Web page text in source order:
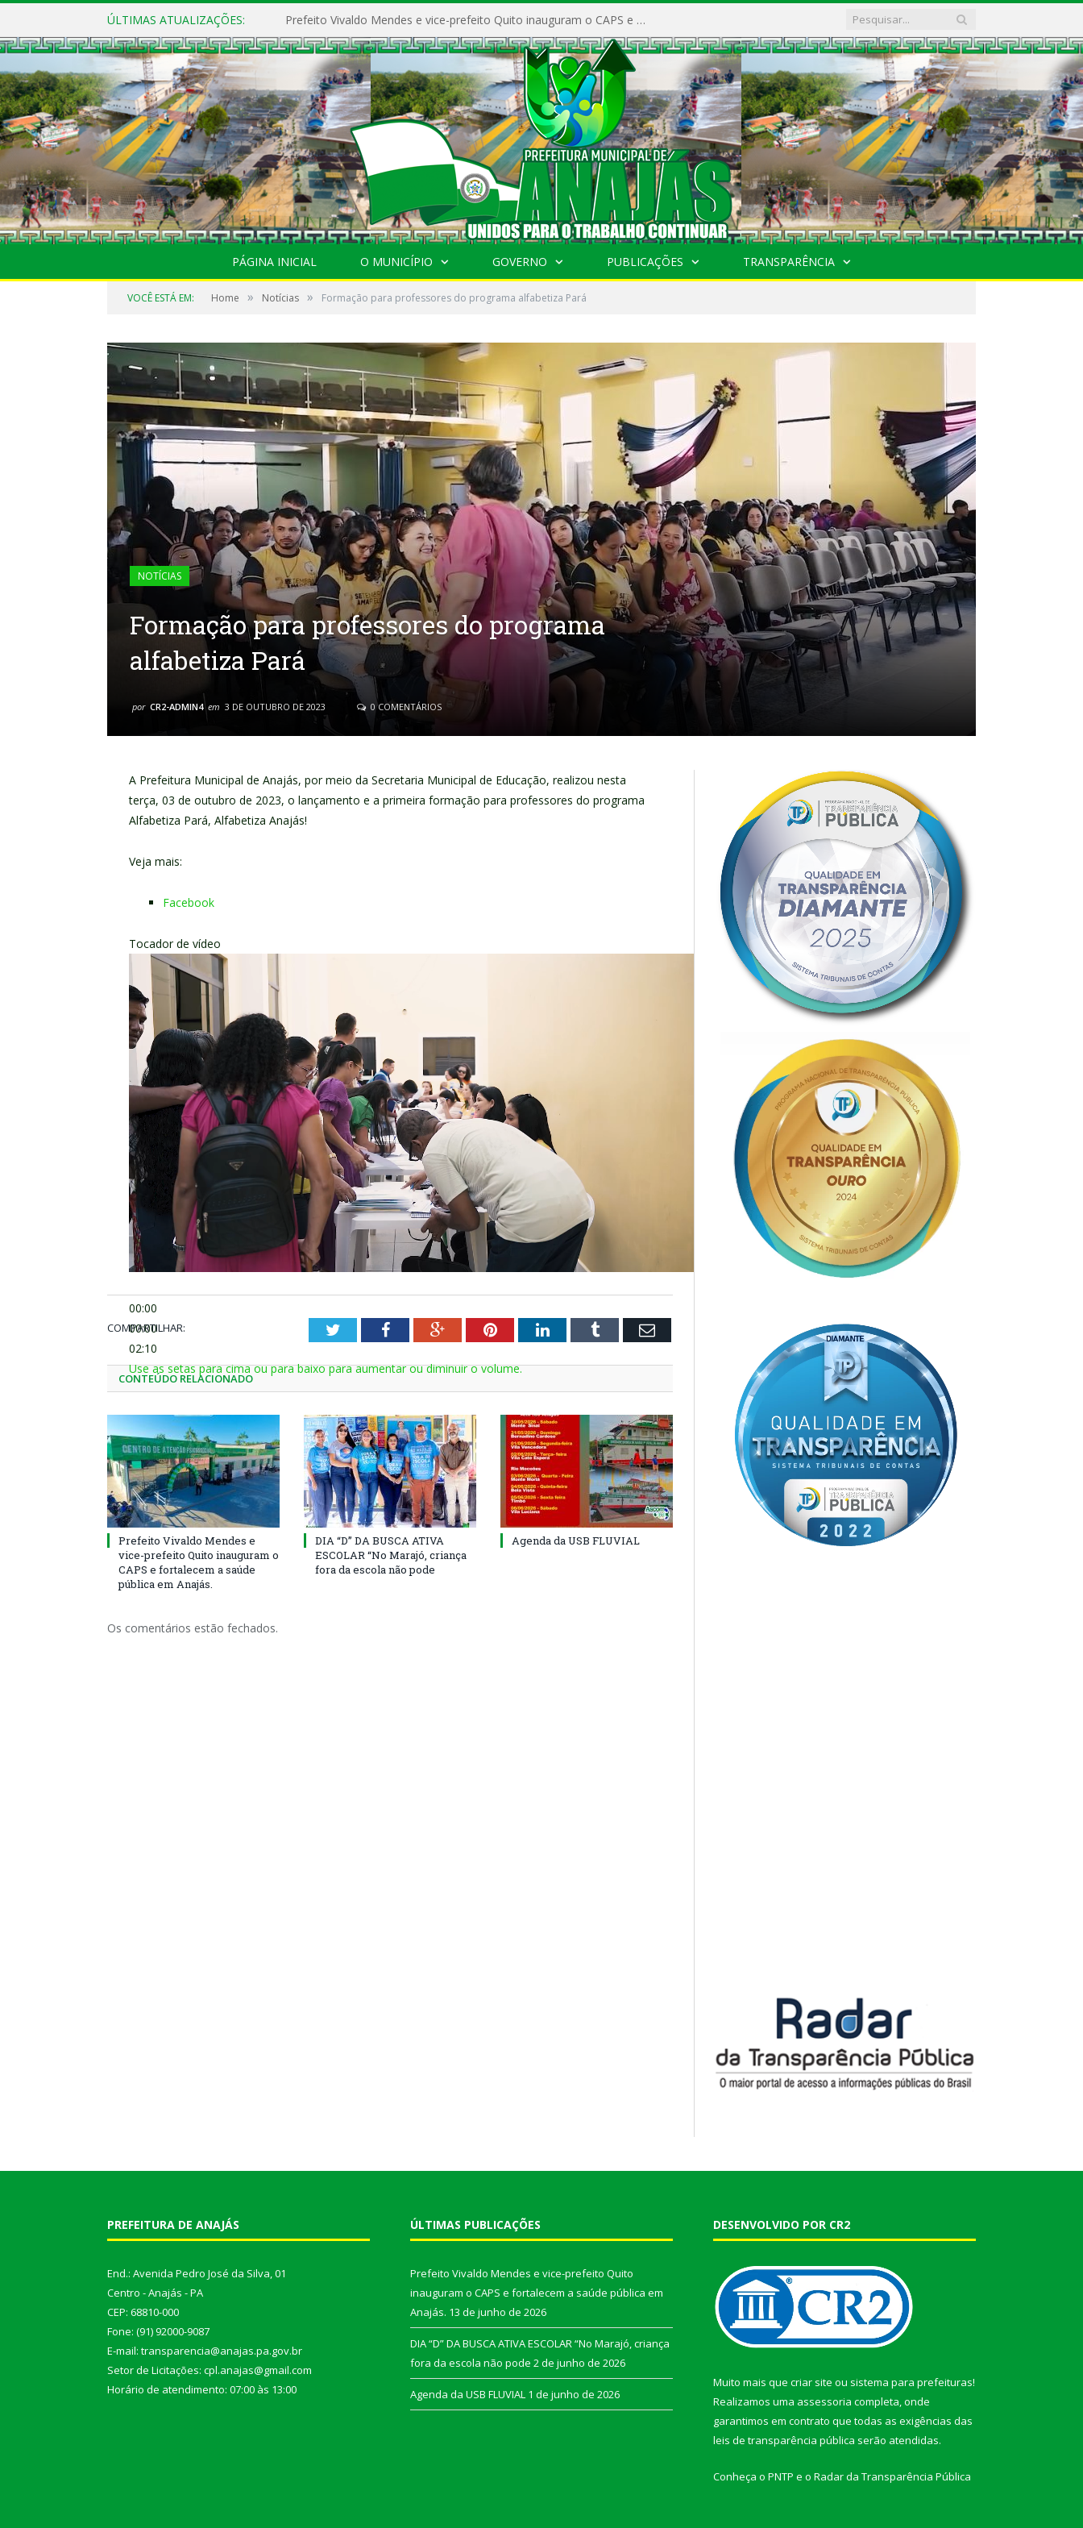
ÚLTIMAS ATUALIZAÇÕES: Prefeito Vivaldo Mendes e vice-prefeito Quito inauguram o CAPS e fortalecem a saúde pública em Anajás.
PÁGINA INICIAL O MUNICÍPIO GOVERNO PUBLICAÇÕES TRANSPARÊNCIA
VOCÊ ESTÁ EM: Home » Notícias » Formação para professores do programa alfabetiza Pará
NOTÍCIAS
Formação para professores do programa
alfabetiza Pará
por CR2-ADMIN4 em 3 DE OUTUBRO DE 2023 0 COMENTÁRIOS
A Prefeitura Municipal de Anajás, por meio da Secretaria Municipal de Educação, realizou nesta
terça, 03 de outubro de 2023, o lançamento e a primeira formação para professores do programa
Alfabetiza Pará, Alfabetiza Anajás!
Veja mais:
Facebook
Tocador de vídeo
00:00
00:00
02:10
Use as setas para cima ou para baixo para aumentar ou diminuir o volume.
COMPARTILHAR: TwitterFacebookGoogle+PinterestLinkedInTumblr Email
CONTEÚDO RELACIONADO
Prefeito Vivaldo Mendes e
vice-prefeito Quito inauguram o
CAPS e fortalecem a saúde
pública em Anajás.
DIA “D” DA BUSCA ATIVA
ESCOLAR “No Marajó, criança
fora da escola não pode
Agenda da USB FLUVIAL
Os comentários estão fechados.
PREFEITURA DE ANAJÁS
End.: Avenida Pedro José da Silva, 01
Centro - Anajás - PA
CEP: 68810-000
Fone: (91) 92000-9087
E-mail: transparencia@anajas.pa.gov.br
Setor de Licitações: cpl.anajas@gmail.com
Horário de atendimento: 07:00 às 13:00
ÚLTIMAS PUBLICAÇÕES
Prefeito Vivaldo Mendes e vice-prefeito Quito
inauguram o CAPS e fortalecem a saúde pública em
Anajás. 13 de junho de 2026
DIA “D” DA BUSCA ATIVA ESCOLAR “No Marajó, criança
fora da escola não pode 2 de junho de 2026
Agenda da USB FLUVIAL 1 de junho de 2026
DESENVOLVIDO POR CR2
Muito mais que criar site ou sistema para prefeituras!
Realizamos uma assessoria completa, onde
garantimos em contrato que todas as exigências das
leis de transparência pública serão atendidas.
Conheça o PNTP e o Radar da Transparência Pública